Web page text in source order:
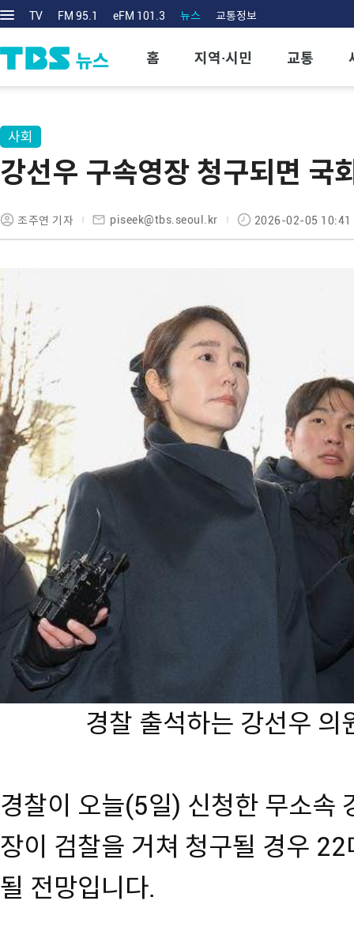
TV FM 95.1 eFM 101.3 뉴스 교통정보
홈 지역·시민 교통
사회
강선우 구속영장 청구되면
조주연 기자 piseek@tbs.seoul.kr 2026-02-05 10:41
경찰 출석하는 강선우 의
경찰이 오늘(5일) 신청한 무소속
장이 검찰을 거쳐 청구될 경우
될 전망입니다.